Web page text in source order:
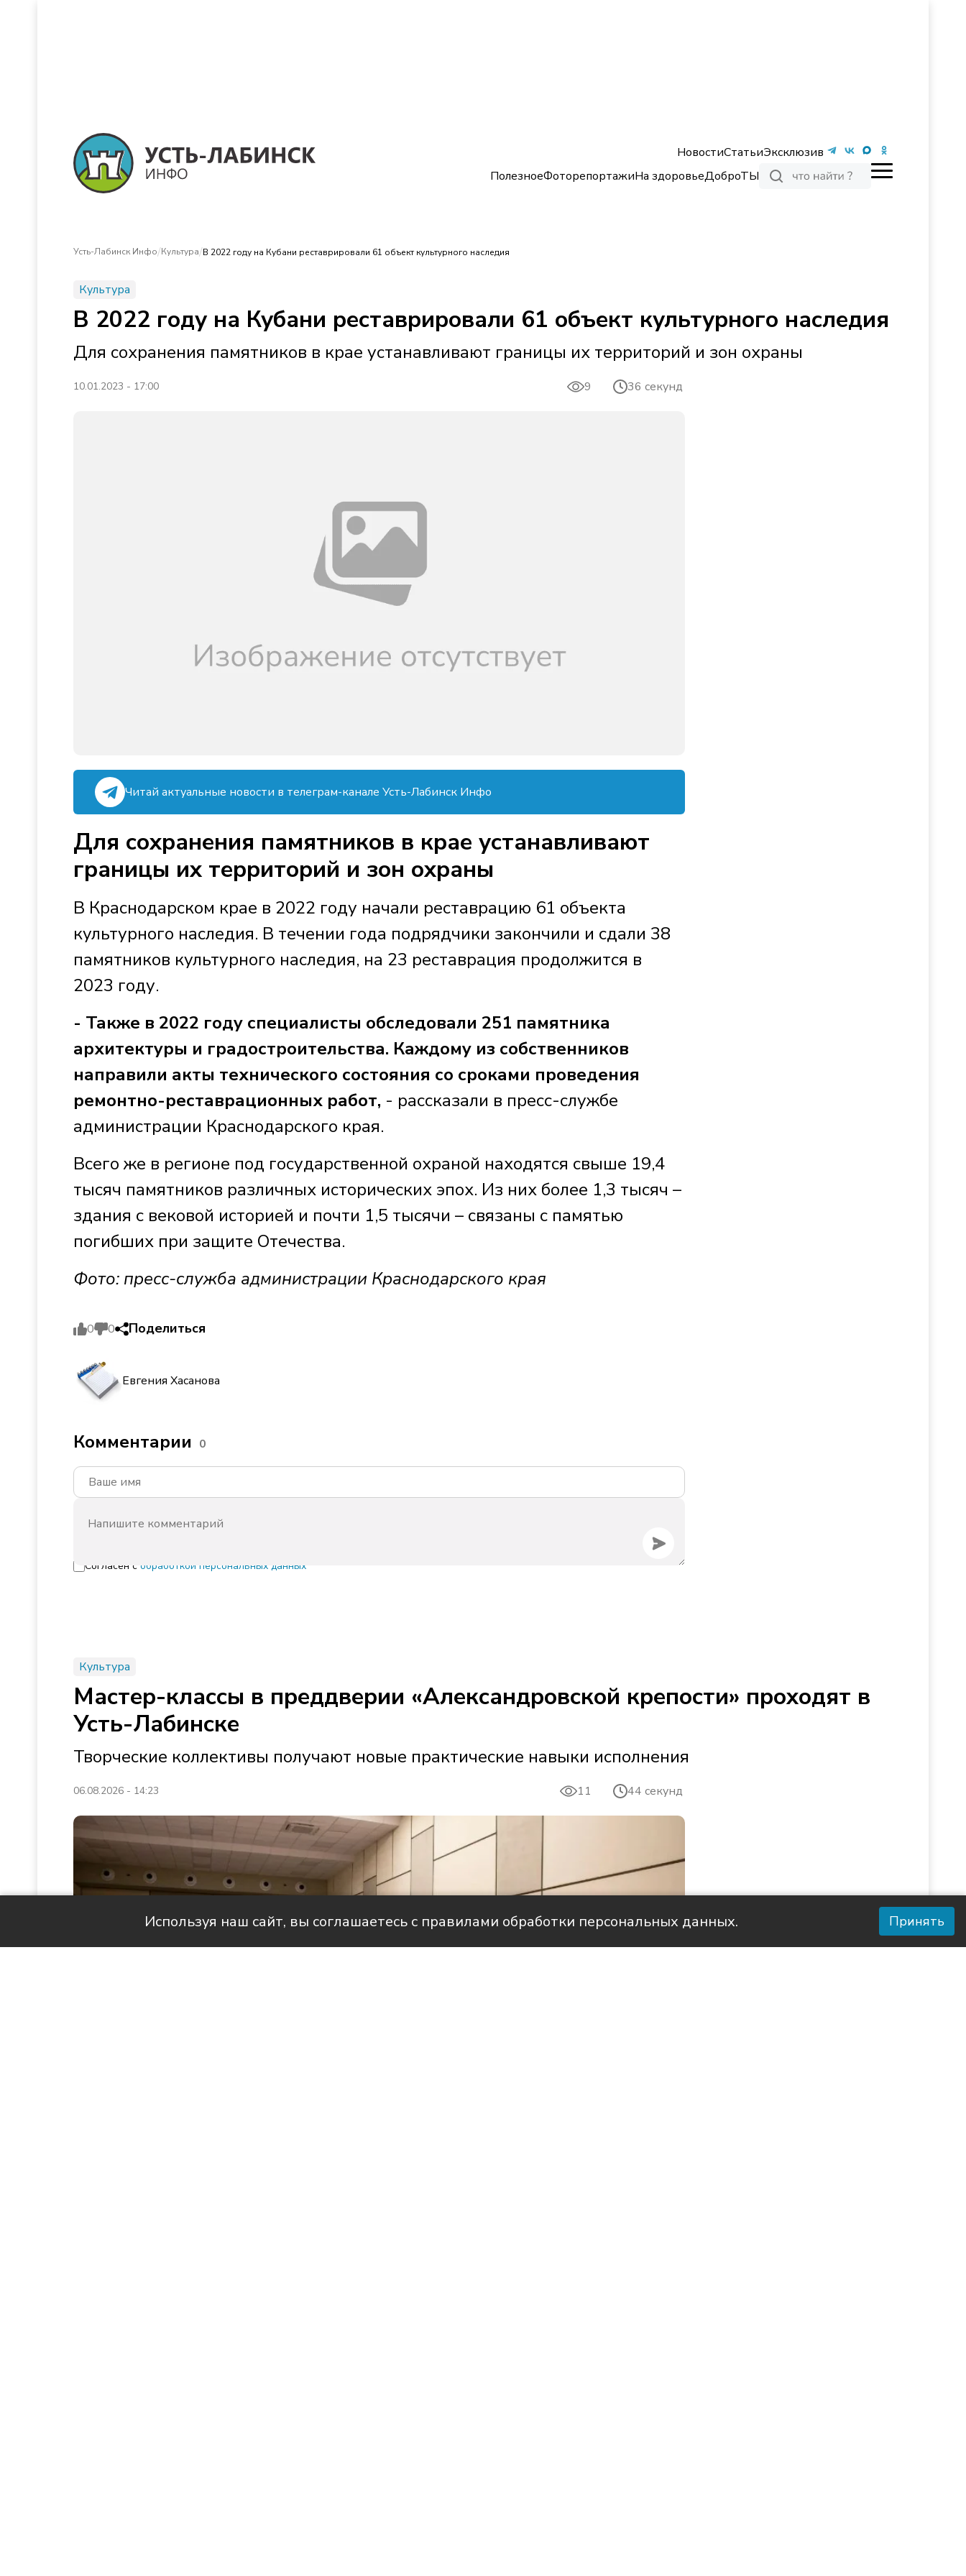
НовостиСтатьиЭксклюзив
ПолезноеФоторепортажиНа здоровьеДоброТЫ
Усть-Лабинск Инфо/Культура/В 2022 году на Кубани реставрировали 61 объект культурного наследия
Культура
В 2022 году на Кубани реставрировали 61 объект культурного наследия
Для сохранения памятников в крае устанавливают границы их территорий и зон охраны
10.01.2023 - 17:00 9 36 секунд
Читай актуальные новости в телеграм-канале Усть-Лабинск Инфо
Для сохранения памятников в крае устанавливают
границы их территорий и зон охраны
В Краснодарском крае в 2022 году начали реставрацию 61 объекта
культурного наследия. В течении года подрядчики закончили и сдали 38
памятников культурного наследия, на 23 реставрация продолжится в
2023 году.
- Также в 2022 году специалисты обследовали 251 памятника
архитектуры и градостроительства. Каждому из собственников
направили акты технического состояния со сроками проведения
ремонтно-реставрационных работ, - рассказали в пресс-службе
администрации Краснодарского края.
Всего же в регионе под государственной охраной находятся свыше 19,4
тысяч памятников различных исторических эпох. Из них более 1,3 тысяч –
здания с вековой историей и почти 1,5 тысячи – связаны с памятью
погибших при защите Отечества.
Фото: пресс-служба администрации Краснодарского края
0 0 Поделиться
Евгения Хасанова
Комментарии 0
Согласен с обработкой персональных данных
Культура
Мастер-классы в преддверии «Александровской крепости» проходят в
Усть-Лабинске
Творческие коллективы получают новые практические навыки исполнения
06.08.2026 - 14:23 11 44 секунд
Используя наш сайт, вы соглашаетесь с правилами обработки персональных данных. Принять